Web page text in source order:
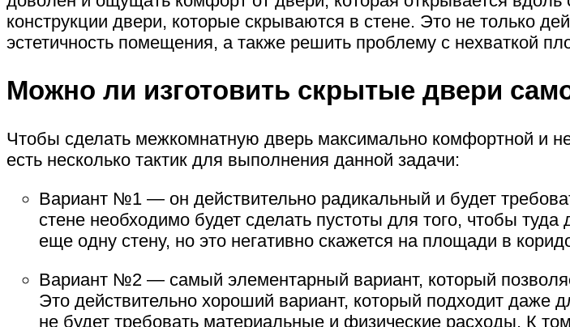
конструкции двери, которые скрываются в стене. Это не только
эстетичность помещения, а также решить проблему с нехваткой
Можно ли изготовить скрытые двери
Чтобы сделать межкомнатную дверь максимально комфортной и
есть несколько тактик для выполнения данной задачи:
Вариант №1 — он действительно радикальный и будет
стене необходимо будет сделать пустоты для того, чтобы
еще одну стену, но это негативно скажется на площади в
Вариант №2 — самый элементарный вариант, который
Это действительно хороший вариант, который подходит даже
не будет требовать материальные и физические расходы. К